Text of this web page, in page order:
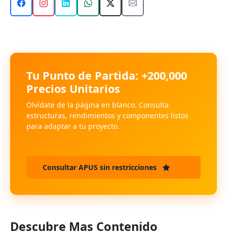
Tu Punto de Partida: +200,000
Precios Unitarios
Olvídate de la página en blanco. Consulta
estructuras, rendimientos y componentes listos
para adaptar a tu proyecto.
Consultar APUS sin restricciones
Descubre Mas Contenido